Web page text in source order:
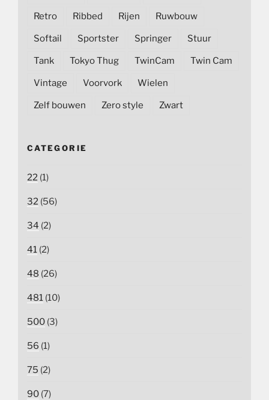
Retro Ribbed Rijen Ruwbouw
Softail Sportster Springer Stuur
Tank Tokyo Thug TwinCam Twin Cam
Vintage Voorvork Wielen
Zelf bouwen Zero style Zwart
CATEGORIE
22 (1)
32 (56)
34 (2)
41 (2)
48 (26)
481 (10)
500 (3)
56 (1)
75 (2)
90 (7)